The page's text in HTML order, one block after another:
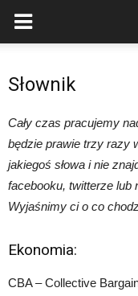
Słownik
Cały czas pracujemy
będzie prawie trzy razy
jakiegoś słowa i nie
facebooku, twitterze lub
Wyjaśnimy ci o co
Ekonomia:
CBA – Collective